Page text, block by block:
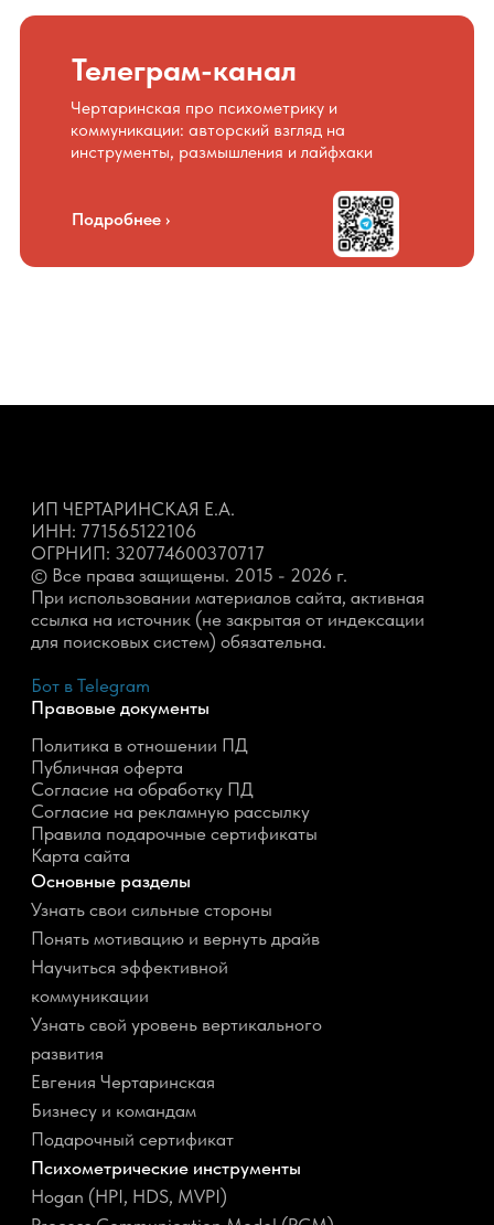
Телеграм-канал
Чертаринская про психометрику и
коммуникации: авторский взгляд на
инструменты, размышления и лайфхаки
Подробнее ›